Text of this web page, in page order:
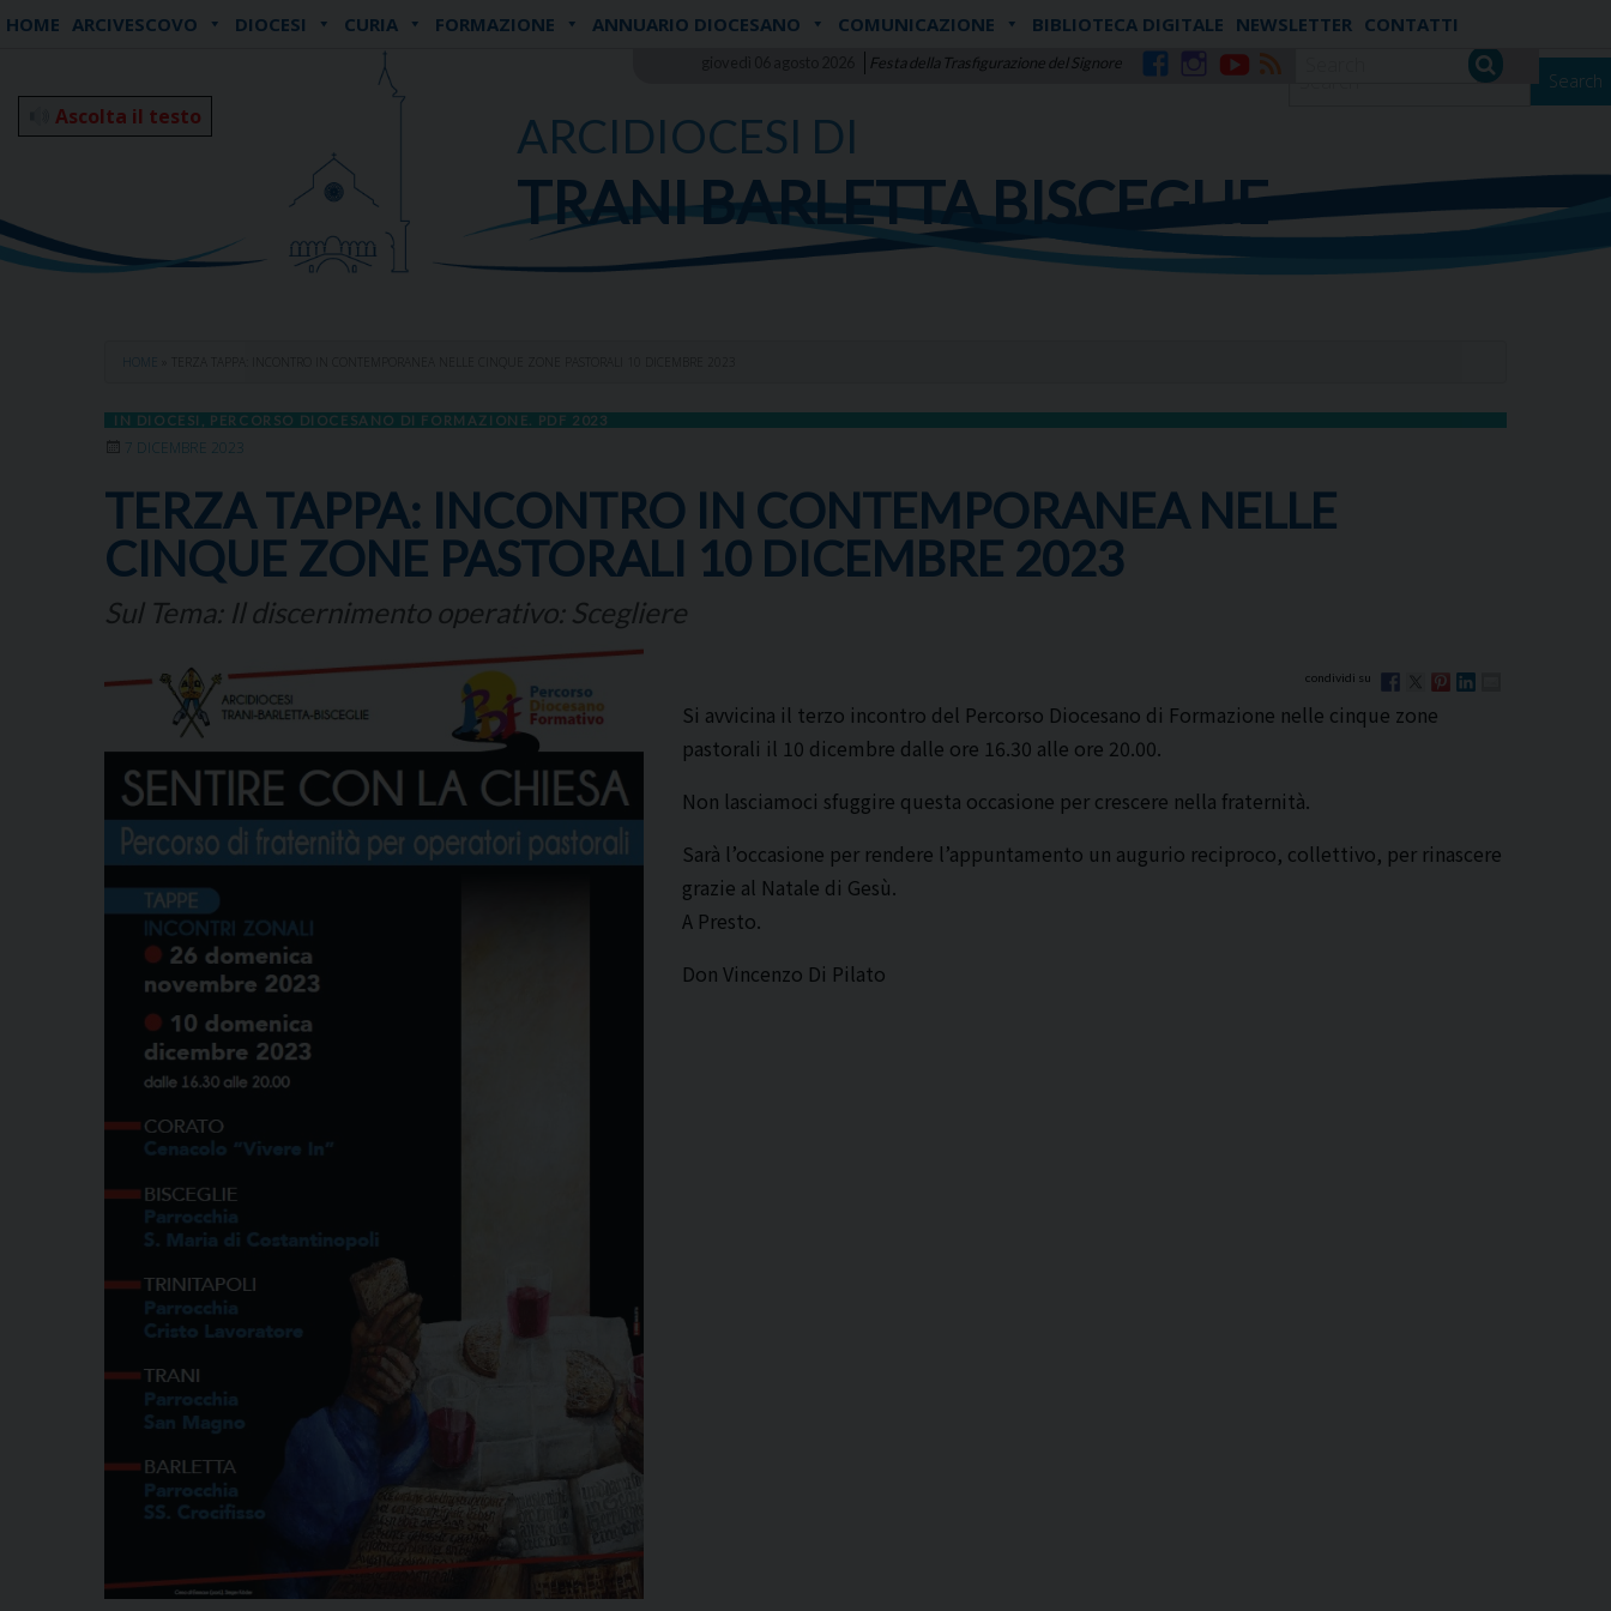
Skip
Festa della Trasfigurazione del Signore
HOME ARCIVESCOVO DIOCESI CURIA FORMAZIONE ANNUARIO DIOCESANO COMUNICAZIONE BIBLIOTECA DIGITALE NEWSLETTER CONTATTI
Search
ARCIDIOCESI DI
TRANI BARLETTA BISCEGLIE
Ascolta il testo
HOME
IN DIOCESI PERCORSO DIOCESANO DI FORMAZIONE. PDF 2023
7 DICEMBRE 2023
TERZA TAPPA: INCONTRO IN CONTEMPORANEA NELLE
CINQUE ZONE PASTORALI 10 DICEMBRE 2023
Sul Tema: Il discernimento operativo: Scegliere
Si avvicina il terzo incontro del Percorso Diocesano di Formazione nelle cinque zone
pastorali il 10 dicembre dalle ore 16.30 alle ore 20.00.
Non lasciamoci sfuggire questa occasione per crescere nella fraternità.
Sarà l’occasione per rendere l’appuntamento un augurio reciproco, collettivo, per rinascere
grazie al Natale di Gesù.
A Presto.
Don Vincenzo Di Pilato